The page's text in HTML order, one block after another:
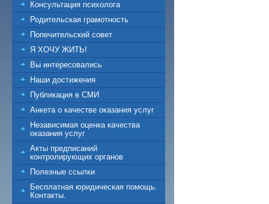
Консультация психолога
Родительская грамотность
Попечительский совет
Я ХОЧУ ЖИТЬ!
Вы интересовались
Наши достижения
Публикация в СМИ
Анкета о качестве оказания услуг
Независимая оценка качества
оказания услуг
Акты предписаний
контролирующих органов
Полезные ссылки
Бесплатная юридическая помощь.
Контакты.